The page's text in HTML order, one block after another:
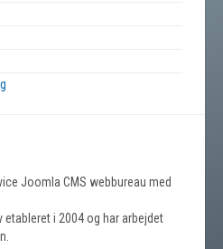
Joomla CMS webbureau med
etableret i 2004 og har arbejdet